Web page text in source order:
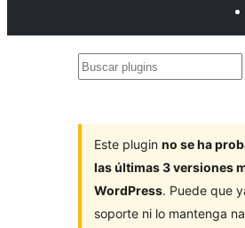
Buscar
Este plugin no se ha
las últimas 3 versiones
WordPress. Puede que
soporte ni lo mantenga